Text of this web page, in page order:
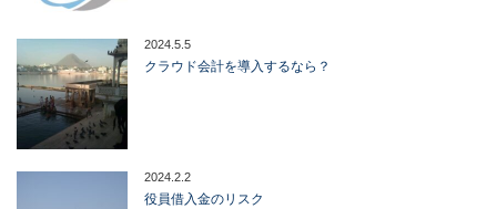
2024.5.5
クラウド会計を導入するなら？
2024.2.2
役員借入金のリスク